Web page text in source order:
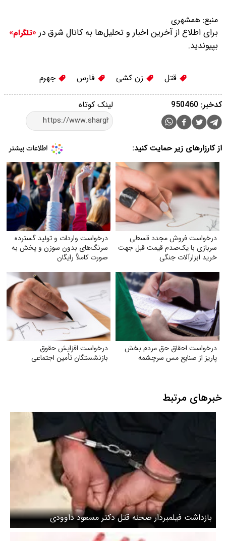
منبع: همشهری
برای اطلاع از آخرین اخبار و تحلیل‌ها به کانال شرق در «تلگرام»
بپیوندید.
قتل زن کشی فارس جهرم
لینک کوتاه کدخبر: 950460
از کارزارهای زیر حمایت کنید:
درخواست فروش مجدد قسطی
سربازی با یک‌صدم قیمت قبل جهت
خرید ابزارآلات جنگی
درخواست واردات و تولید گسترده
سرنگ‌های بدون سوزن و پخش به
صورت کاملاً رایگان
درخواست احقاق حق مردم بخش
پاریز از صنایع مس سرچشمه
درخواست افزایش حقوق
بازنشستگان تأمین اجتماعی
خبرهای مرتبط
بازداشت فیلمبردار صحنه قتل دکتر مسعود داوودی